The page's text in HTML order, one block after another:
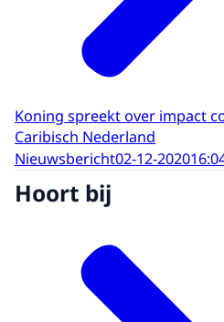
Koning spreekt over impact
Caribisch Nederland
Nieuwsbericht02-12-2020
Hoort bij